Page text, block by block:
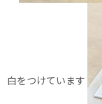
白をつけています